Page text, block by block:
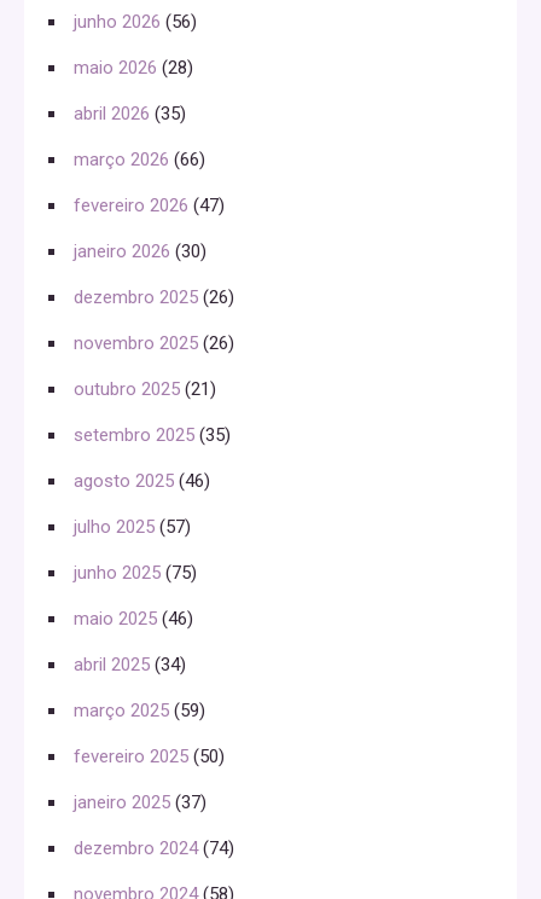
junho 2026 (56)
maio 2026 (28)
abril 2026 (35)
março 2026 (66)
fevereiro 2026 (47)
janeiro 2026 (30)
dezembro 2025 (26)
novembro 2025 (26)
outubro 2025 (21)
setembro 2025 (35)
agosto 2025 (46)
julho 2025 (57)
junho 2025 (75)
maio 2025 (46)
abril 2025 (34)
março 2025 (59)
fevereiro 2025 (50)
janeiro 2025 (37)
dezembro 2024(74)
novembro 2024(58)